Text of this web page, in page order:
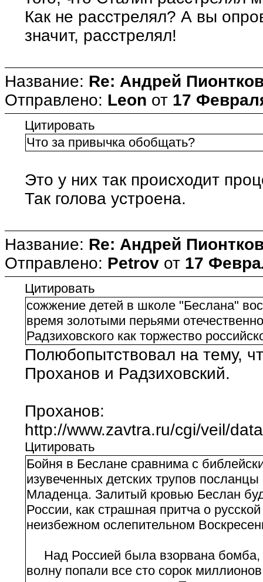
Как не расстрелял? А вы
значит, расстрелял!
Название: Re: Андрей
Отправлено: Leon от 17
Цитировать
Что за привычка обобщать?
Это у них так происходит
Так голова устроена.
Название: Re: Андрей
Отправлено: Petrov от 17
Цитировать
сожжение детей в школе "Беслана"
время золотыми перьями
Радзиховского как торжество
Полюбопытствовал на тему,
Проханов и Радзиховский.
Проханов:
http://www.zavtra.ru/cgi/veil/
Цитировать
Бойня в Беслане сравнима с
изувеченных детских трупов
Младенца. Залитый кровью Беслан
России, как страшная притча о
неизбежном ослепительном
Над Россией была взорвана
волну попали все сто сорок